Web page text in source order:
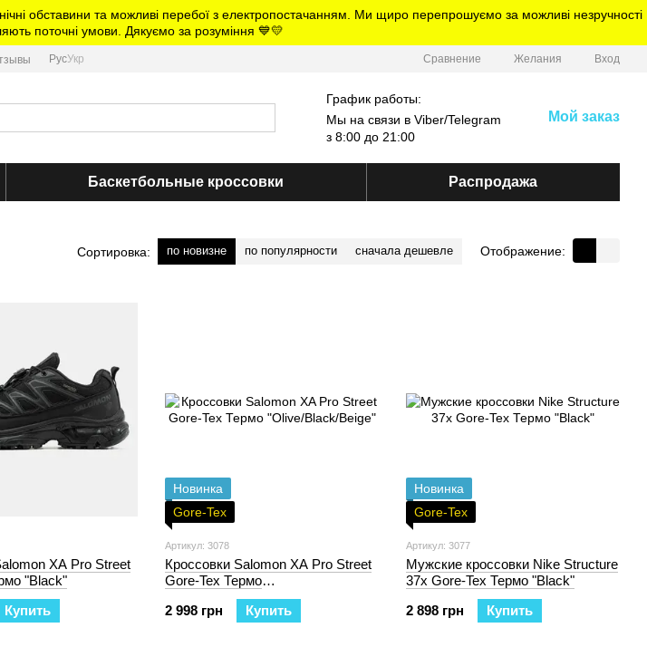
обставини та можливі перебої з електропостачанням. Ми щиро перепрошуємо за можливі незручності
поточні умови. Дякуємо за розуміння 💙💛
РусУкр Сравнение Желания Вход
График работы:
Мы на связи в Viber/Telegram
з 8:00 до 21:00
Мой заказ
Баскетбольные кроссовки Распродажа
Сортировка: по новизне по популярности сначала дешевле Отображение:
XA Pro Street
"Black"
Купить
Новинка
Gore-Tex
Артикул: 3078
Кроссовки Salomon XA Pro Street
Gore-Tex Термо
"Olive/Black/Beige"
2 998 грн
Купить
Новинка
Gore-Tex
Артикул: 3077
Мужские кроссовки Nike Structure
37x Gore-Tex Термо "Black"
2 898 грн
Купить